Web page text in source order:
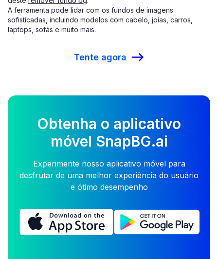
A ferramenta pode lidar com os fundos de imagens
sofisticadas, incluindo modelos com cabelo, joias, carros,
laptops, sofás e muito mais.
Tente agora
Obtenha o aplicativo
móvel SnapBG.ai
Experimente nosso aplicativo móvel para
desfrutar de uma melhor experiência do usuário
e ótimo desempenho